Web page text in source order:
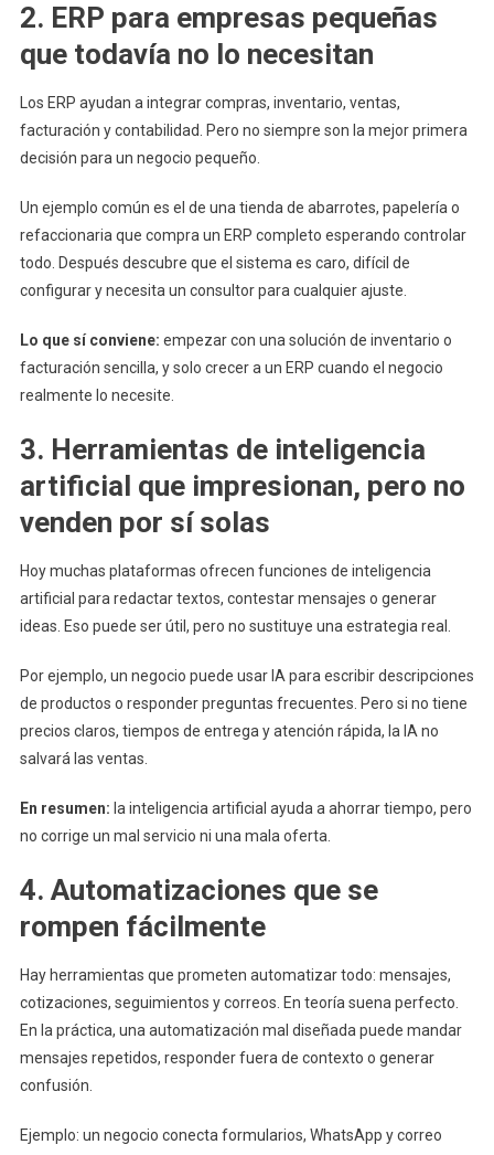
2. ERP para empresas pequeñas
que todavía no lo necesitan
Los ERP ayudan a integrar compras, inventario, ventas,
facturación y contabilidad. Pero no siempre son la mejor primera
decisión para un negocio pequeño.
Un ejemplo común es el de una tienda de abarrotes, papelería o
refaccionaria que compra un ERP completo esperando controlar
todo. Después descubre que el sistema es caro, difícil de
configurar y necesita un consultor para cualquier ajuste.
Lo que sí conviene: empezar con una solución de inventario o
facturación sencilla, y solo crecer a un ERP cuando el negocio
realmente lo necesite.
3. Herramientas de inteligencia
artificial que impresionan, pero no
venden por sí solas
Hoy muchas plataformas ofrecen funciones de inteligencia
artificial para redactar textos, contestar mensajes o generar
ideas. Eso puede ser útil, pero no sustituye una estrategia real.
Por ejemplo, un negocio puede usar IA para escribir descripciones
de productos o responder preguntas frecuentes. Pero si no tiene
precios claros, tiempos de entrega y atención rápida, la IA no
salvará las ventas.
En resumen: la inteligencia artificial ayuda a ahorrar tiempo, pero
no corrige un mal servicio ni una mala oferta.
4. Automatizaciones que se
rompen fácilmente
Hay herramientas que prometen automatizar todo: mensajes,
cotizaciones, seguimientos y correos. En teoría suena perfecto.
En la práctica, una automatización mal diseñada puede mandar
mensajes repetidos, responder fuera de contexto o generar
confusión.
Ejemplo: un negocio conecta formularios, WhatsApp y correo